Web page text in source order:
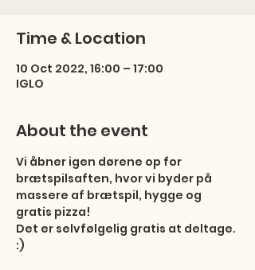
Time & Location
10 Oct 2022, 16:00 – 17:00
IGLO
About the event
Vi åbner igen dørene op for
brætspilsaften, hvor vi byder på
massere af brætspil, hygge og
gratis pizza!
Det er selvfølgelig gratis at deltage.
:)